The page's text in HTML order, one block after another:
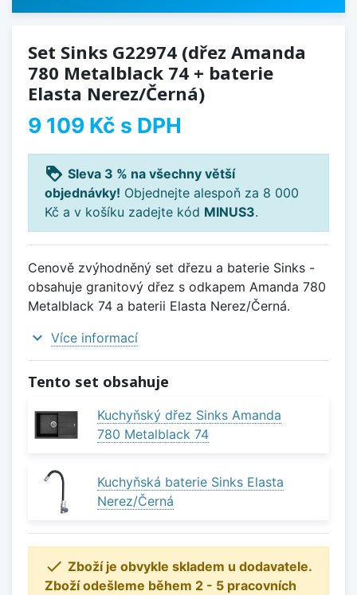
Set Sinks G22974 (dřez Amanda
780 Metalblack 74 + baterie
Elasta Nerez/Černá)
9 109 Kč s DPH
loyalty Sleva 3 % na všechny větší
objednávky! Objednejte alespoň za 8 000
Kč a v košíku zadejte kód MINUS3.
Cenově zvýhodněný set dřezu a baterie Sinks -
obsahuje granitový dřez s odkapem Amanda 780
Metalblack 74 a baterii Elasta Nerez/Černá.
expand_more Více informací
Tento set obsahuje
Kuchyňský dřez Sinks Amanda
780 Metalblack 74
Kuchyňská baterie Sinks Elasta
Nerez/Černá
 Zboží je obvykle skladem u dodavatele.
Zboží odešleme během 2 - 5 pracovních